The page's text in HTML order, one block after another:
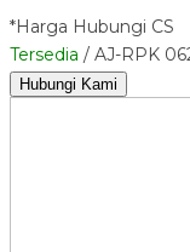
*Harga Hubungi CS
Tersedia / AJ-RPK
Hubungi Kami